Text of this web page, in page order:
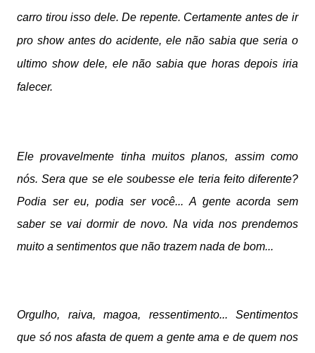
carro tirou isso dele. De repente. Certamente antes de ir
pro show antes do acidente, ele não sabia que seria o
ultimo show dele, ele não sabia que horas depois iria
falecer.
Ele provavelmente tinha muitos planos, assim como
nós. Sera que se ele soubesse ele teria feito diferente?
Podia ser eu, podia ser você... A gente acorda sem
saber se vai dormir de novo. Na vida nos prendemos
muito a sentimentos que não trazem nada de bom...
Orgulho, raiva, magoa, ressentimento... Sentimentos
que só nos afasta de quem a gente ama e de quem nos